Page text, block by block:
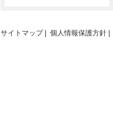
サイトマップ| 個人情報保護方針